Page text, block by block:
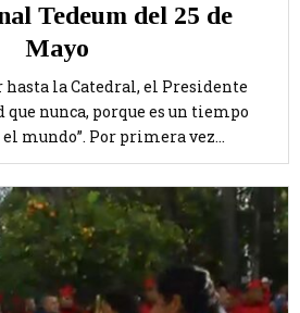
Tedeum del 25 de
Mayo
la Catedral, el Presidente
nunca, porque es un tiempo
mundo”. Por primera vez...